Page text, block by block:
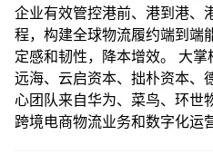
企业有效管控港前、港到港、
程，构建全球物流履约端到端
定感和韧性，降本增效。 大
远海、云启资本、拙朴资本、
心团队来自华为、菜鸟、环世
跨境电商物流业务和数字化运